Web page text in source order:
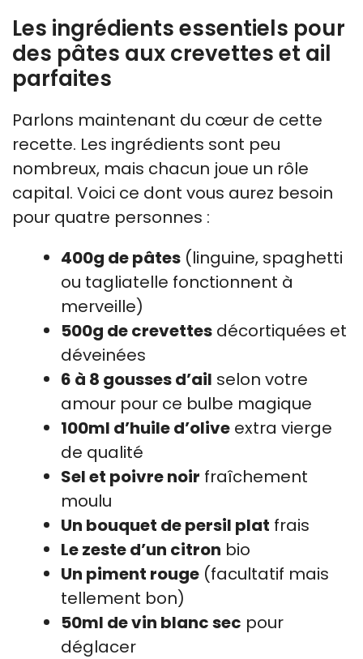
Les ingrédients essentiels pour
des pâtes aux crevettes et ail
parfaites
Parlons maintenant du cœur de cette
recette. Les ingrédients sont peu
nombreux, mais chacun joue un rôle
capital. Voici ce dont vous aurez besoin
pour quatre personnes :
400g de pâtes (linguine, spaghetti
ou tagliatelle fonctionnent à
merveille)
500g de crevettes décortiquées et
déveinées
6 à 8 gousses d’ail selon votre
amour pour ce bulbe magique
100ml d’huile d’olive extra vierge
de qualité
Sel et poivre noir fraîchement
moulu
Un bouquet de persil plat frais
Le zeste d’un citron bio
Un piment rouge (facultatif mais
tellement bon)
50ml de vin blanc sec pour
déglacer